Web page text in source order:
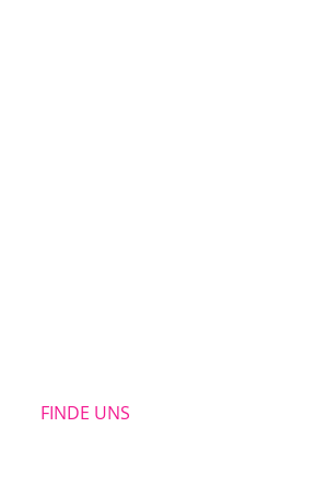
FIND​E UNS